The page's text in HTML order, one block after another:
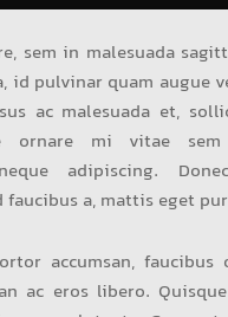
sem in malesuada
id pulvinar quam augue
ac malesuada et,
ornare mi vitae
adipiscing.
a, mattis eget
accumsan, faucibus
ac eros libero.